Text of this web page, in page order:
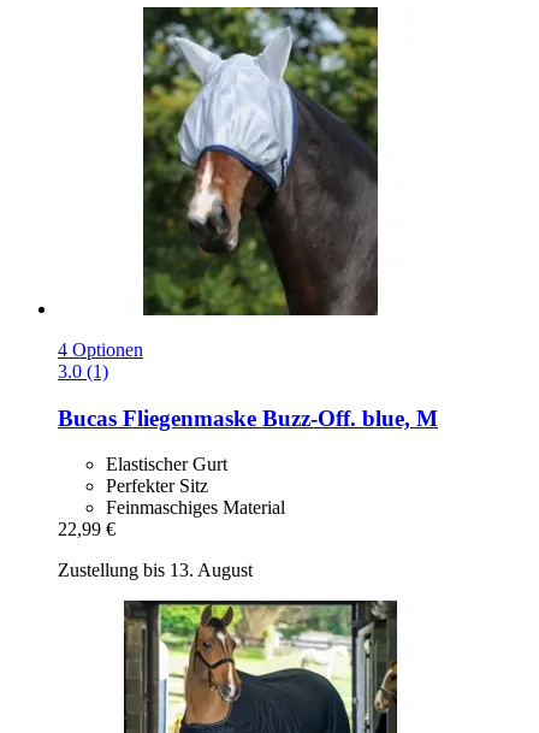
4 Optionen
3.0 (1)
Bucas Fliegenmaske Buzz-​Off. blue, M
Elastischer Gurt
Perfekter Sitz
Feinmaschiges Material
22,99 €
Zustellung bis 13. August